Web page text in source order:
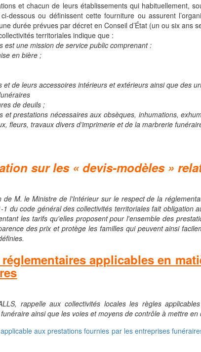
et chacun de leurs établissements qui habituellement,
dessous ou définissent cette fourniture ou assurent
durée prévues par décret en Conseil d’État (un ou six ans
territoriales indique que :
une mission de service public comprenant :
en bière ;
de leurs accessoires intérieurs et extérieurs ainsi que des
de deuils ;
prestations nécessaires aux obsèques, inhumations,
fleurs, travaux divers d’imprimerie et de la marbrerie
sur les « devis-modèles »
M. le Ministre de l'Intérieur sur le respect de la
du code général des collectivités territoriales fait obligation
les tarifs qu'elles proposent pour l'ensemble des
des prix et protège les familles qui peuvent ainsi
applicables en
rappelle aux collectivités locales les règles
ainsi que les voies et moyens de contrôle à mettre en
aux prestations fournies par les entreprises